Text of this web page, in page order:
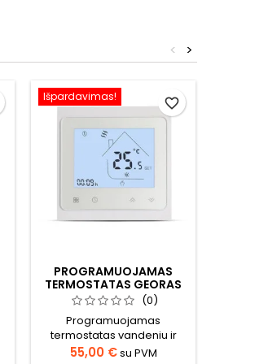
>
<
Išpardavimas!
PROGRAMUOJAMAS
TERMOSTATAS GEORAS
GC-16
(0)
Programuojamas
termostatas vandeniu ir
elektra šildomų grindų
55,00 €su PVM
favorite_border